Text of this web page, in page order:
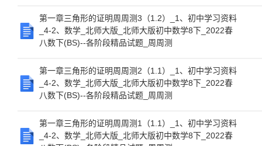
第一章三角形的证明周周测3（1.2）_1、初中学习资料
_4-2、数学_北师大版_北师大版初中数学8下_2022春
八数下(BS)--各阶段精品试题_周周测
第一章三角形的证明周周测2（1.1）_1、初中学习资料
_4-2、数学_北师大版_北师大版初中数学8下_2022春
八数下(BS)--各阶段精品试题_周周测
第一章三角形的证明周周测1（1.1）_1、初中学习资料
_4-2、数学_北师大版_北师大版初中数学8下_2022春